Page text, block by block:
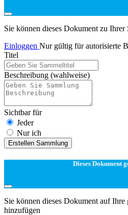
Sie können dieses Dokument zu
Einloggen Nur gültig für autorisierte
Titel
Beschreibung (wahlweise)
Sichtbar für
Jeder
Nur ich
Erstellen Sammlung
Dieses Dokument
Sie können dieses Dokument auf Ihre
hinzufügen